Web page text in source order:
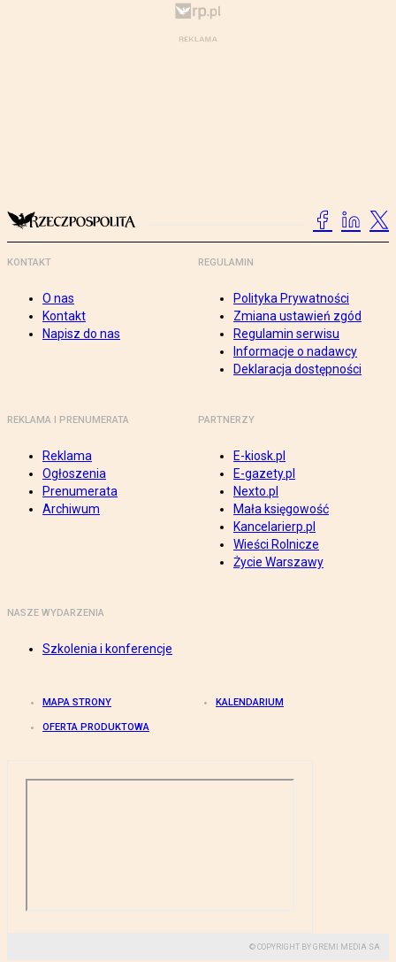
KONTAKT
O nas
Kontakt
Napisz do nas
REGULAMIN
Polityka Prywatności
Zmiana ustawień zgód
Regulamin serwisu
Informacje o nadawcy
Deklaracja dostępności
REKLAMA I PRENUMERATA
Reklama
Ogłoszenia
Prenumerata
Archiwum
PARTNERZY
E-kiosk.pl
E-gazety.pl
Nexto.pl
Mała księgowość
Kancelarierp.pl
Wieści Rolnicze
Życie Warszawy
NASZE WYDARZENIA
Szkolenia i konferencje
MAPA STRONY KALENDARIUM
OFERTA PRODUKTOWA
© COPYRIGHT BY GREMI MEDIA SA